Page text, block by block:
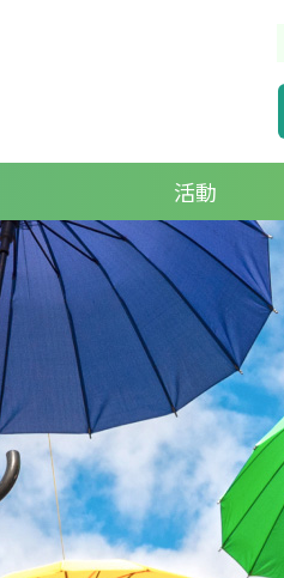
活動